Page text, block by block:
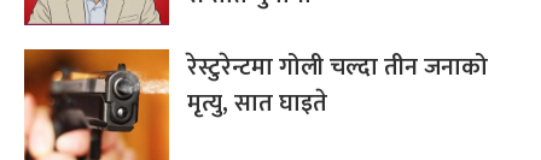
रेस्टुरेन्टमा गोली चल्दा तीन जनाको
मृत्यु, सात घाइते